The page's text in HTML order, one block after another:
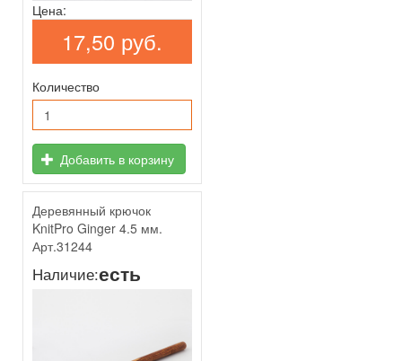
Цена:
17,50 руб.
Количество
Добавить в корзину
Деревянный крючок
KnitPro Ginger 4.5 мм.
Арт.31244
Наличие:есть